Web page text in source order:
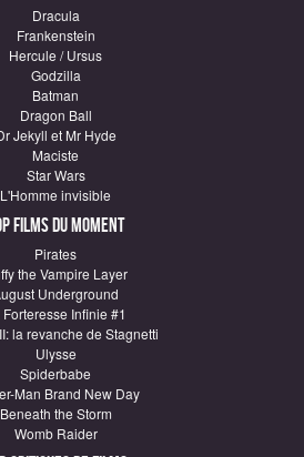
Dracula
Frankenstein
Hercule / Ursus
Godzilla
Batman
Dragon Ball
Jekyll et Mr Hyde
Maciste
Star Wars
L'Homme invisible
Films du moment
Pirates
the Vampire Layer
Underground
Forteresse Infinie #1
la revanche de Stagnetti
Ulysse
Spiderbabe
Man Brand New Day
Beneath the Storm
Womb Raider